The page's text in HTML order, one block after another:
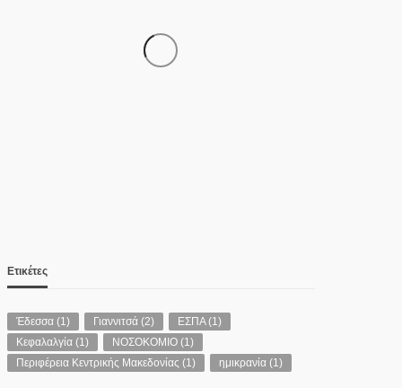
ΠΟΛΙΤΙΚΉ
Ετικέτες
Έδεσσα(1) Γιαννιτσά(2) ΕΣΠΑ(1)
Κεφαλαλγία(1) ΝΟΣΟΚΟΜΙΟ(1)
Περιφέρεια Κεντρικής Μακεδονίας (1) ημικρανία(1)